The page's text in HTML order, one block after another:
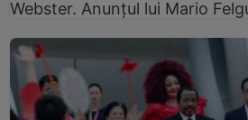
Webster. Anunțul lui Mario